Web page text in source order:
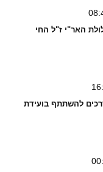
האר"י ז"ל החי
להשתתף בועידת